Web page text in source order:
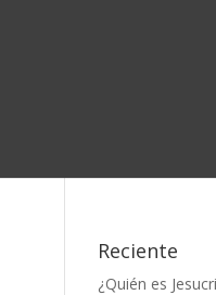
Reciente
¿Quién es